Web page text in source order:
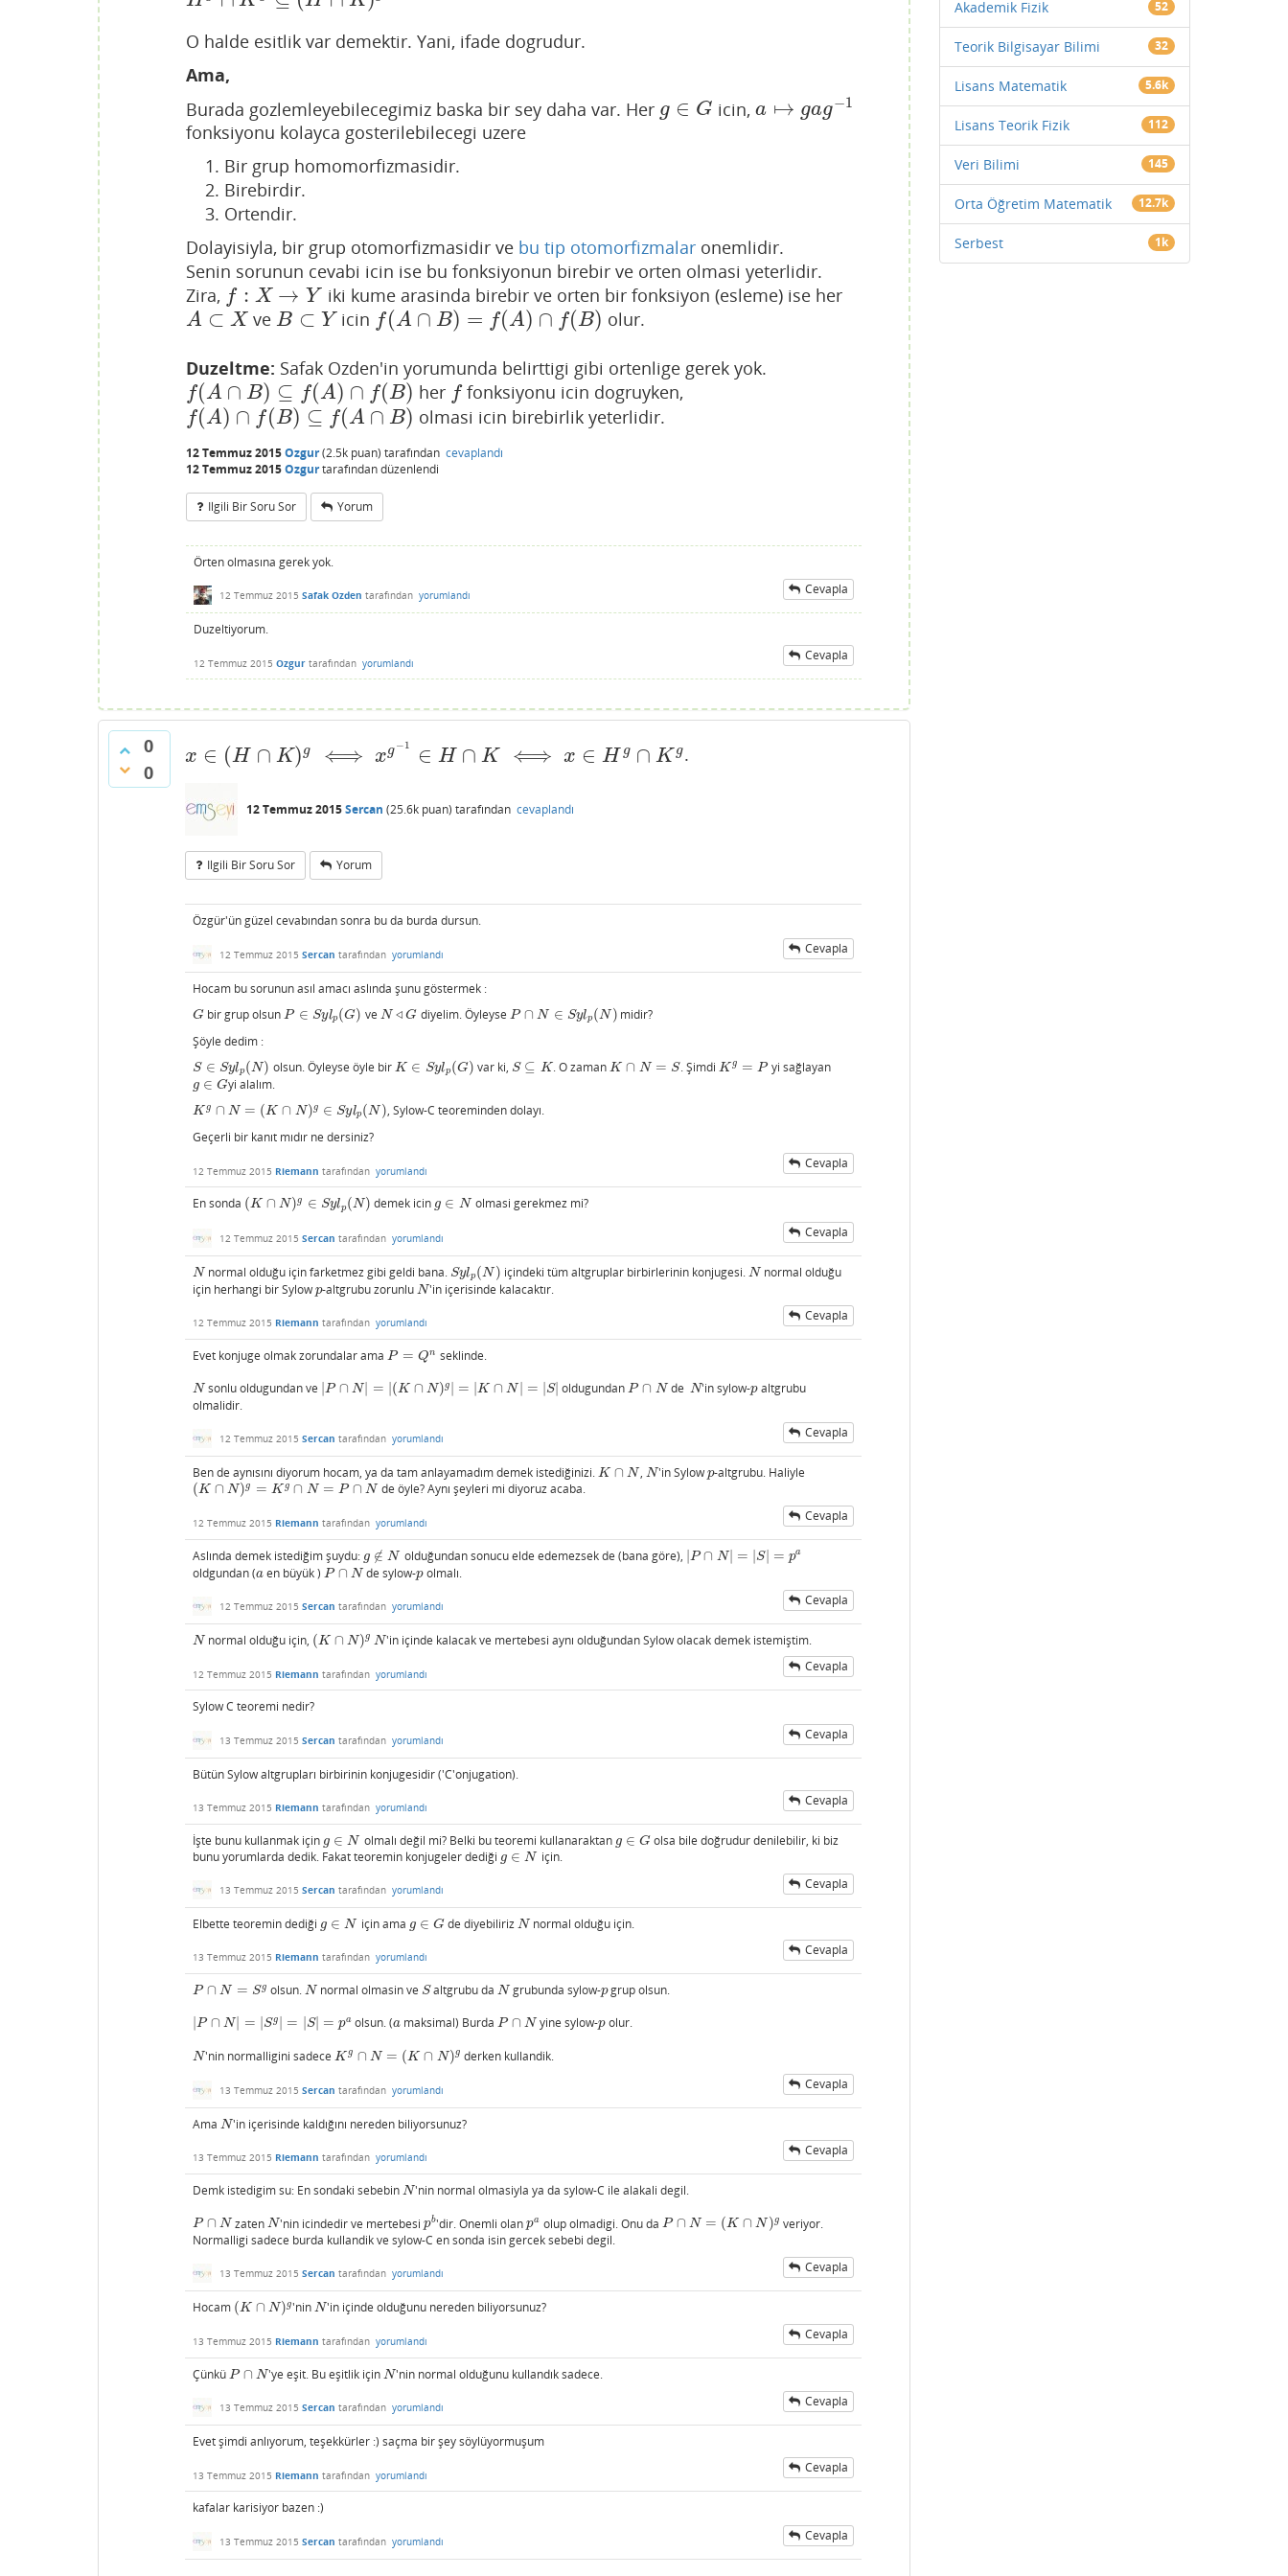
O halde esitlik var demektir. Yani, ifade dogrudur.
Ama,
Burada gozlemleyebilecegimiz baska bir sey daha var. Her g ∈ G
g∈G icin,a ↦ gag−1
a↦ga g−1
fonksiyonu kolayca gosterilebilecegi uzere
Bir grup homomorfizmasidir.
Birebirdir.
Ortendir.
Dolayisiyla, bir grup otomorfizmasidir ve bu tip otomorfizmalar onemlidir.
Senin sorunun cevabi icin ise bu fonksiyonun birebir ve orten olmasi yeterlidir.
Zira, f : X → Y
f:X→Y iki kume arasinda birebir ve orten bir fonksiyon (esleme) ise her
A ⊂ X
A⊂X veB ⊂ Y
B⊂Y icin f(A ∩ B) = f(A) ∩ f(B)
f(A∩B)= f(A) ∩f( B) olur.
Duzeltme: Safak Ozden'in yorumunda belirttigi gibi ortenlige gerek yok.
f(A ∩ B) ⊆ f(A) ∩ f(B)
f(A∩B)⊆f(A ∩f B) her f
f fonksiyonu icin dogruyken,
f(A) ∩ f(B) ⊆ f(A ∩ B)
f(A)∩f B) ⊆f(A∩ B) olmasi icin birebirlik yeterlidir.
12 Temmuz 2015Ozgur(2.5k puan) tarafından cevaplandı
12 Temmuz 2015Ozgurtarafındandüzenlendi
Ilgili Bir Soru Sor Yorum
Örten olmasına gerek yok.
12 Temmuz 2015 Safak Ozden tarafından yorumlandı Cevapla
Duzeltiyorum.
12 Temmuz 2015 Ozgur tarafından yorumlandı Cevapla
0
0
x ∈ (H ∩ K)g ⟺ xg−1 ∈ H ∩ K ⟺ x ∈ H g ∩ K g
x∈(H∩K) g⟺xg− 1∈H∩ K⟺ x ∈H g∩ Kg .
12 Temmuz 2015Sercan (25.6k puan) tarafından cevaplandı
Ilgili Bir Soru Sor Yorum
Özgür'ün güzel cevabından sonra bu da burda dursun.
12 Temmuz 2015 Sercan tarafından yorumlandı Cevapla
Hocam bu sorunun asıl amacı aslında şunu göstermek :
G
G bir grup olsunP ∈ Sylp (G)
P∈Sylp(G) ve N ◃ G
N◃G diyelim. ÖyleyseP ∩ N ∈ Sylp (N)
P∩N ∈S ylp (N)
midir?
Şöyle dedim :
S ∈ Sylp (N)
S∈S ylp(N) olsun. Öyleyse öyle bir K ∈ Sylp(G)
K∈ Sy lp(G) var ki, S ⊆ K
S⊆K . O zamanK ∩ N = S
K∩ N=S . Şimdi Kg = P
Kg= P yi sağlayan
g ∈ G
g ∈G yi alalım.
K g ∩ N = (K ∩ N)g ∈ Sylp (N )
Kg∩ N=(K ∩N )g∈ Sy p(N)
, Sylow-C teoreminden dolayı.
Geçerli bir kanıt mıdır ne dersiniz?
12 Temmuz 2015 Riemann tarafından yorumlandı Cevapla
En sonda (K ∩ N)g ∈ Sylp (N)
(K∩ N) g∈Sy p( N) demek icin g ∈ N
g ∈N olmasi gerekmez mi?
12 Temmuz 2015 Sercan tarafından yorumlandı Cevapla
N
N normal olduğu için farketmez gibi geldi bana. Sylp (N)
Sylp(N) içindeki tüm altgruplar birbirlerinin konjugesi.N
N normal olduğu
için herhangi bir Sylow p
p-altgrubu zorunluN
N 'in içerisinde kalacaktır.
12 Temmuz 2015 Riemann tarafından yorumlandı Cevapla
Evet konjuge olmak zorundalar ama P = Qn
P= Qn seklinde.
N
N sonlu oldugundan ve P ∩ N = (K ∩ N)g = |K ∩ N = S|
|P∩N |= (K∩ N)g|= |K∩N |=| S| oldugundanP ∩ N
P∩N de N
N 'in sylow-p
paltgrubu
olmalidir.
12 Temmuz 2015 Sercan tarafından yorumlandı Cevapla
Ben de aynısını diyorum hocam, ya da tam anlayamadım demek istediğinizi. K ∩ N
K∩ N , N
N 'in Sylow p
p-altgrubu. Haliyle
(K ∩ N)g = K g ∩ N = P ∩ N
(K∩ N) g=Kg ∩N =P∩ N de öyle? Aynı şeyleri mi diyoruz acaba.
12 Temmuz 2015 Riemann tarafından yorumlandı Cevapla
Aslında demek istediğim şuydu: g ∉ N
g ∉N olduğundan sonucu elde edemezsek de (bana göre), P ∩ N = |S| = pa
|P∩N |= S| =pa
oldgundan (a
a en büyük )P ∩ N
P∩N de sylow-p
polmalı.
12 Temmuz 2015 Sercan tarafından yorumlandı Cevapla
N
N normal olduğu için, ( K ∩ N)g
(K∩ N) g N
N 'in içinde kalacak ve mertebesi aynı olduğundan Sylow olacak demek istemiştim.
12 Temmuz 2015 Riemann tarafından yorumlandı Cevapla
Sylow C teoremi nedir?
13 Temmuz 2015 Sercan tarafından yorumlandı Cevapla
Bütün Sylow altgrupları birbirinin konjugesidir ('C'onjugation).
13 Temmuz 2015 Riemann tarafından yorumlandı Cevapla
İşte bunu kullanmak için g ∈ N
g ∈N olmalı değil mi? Belki bu teoremi kullanaraktan g ∈ G
g∈G
olsa bile doğrudur denilebilir, ki biz
bunu yorumlarda dedik. Fakat teoremin konjugeler dediği g ∈ N
g ∈N için.
13 Temmuz 2015 Sercan tarafından yorumlandı Cevapla
Elbette teoremin dediği g ∈ N
g ∈N için ama g ∈ G
g∈G de diyebiliriz N
N normal olduğu için.
13 Temmuz 2015 Riemann tarafından yorumlandı Cevapla
P ∩ N = Sg
P∩N =Sg olsun.N
N normal olmasin veS
Saltgrubu daN
N grubunda sylow-p
pgrup olsun.
P ∩ N = Sg = S| = pa
|P∩N |= Sg =|S |= a olsun. (a
a maksimal) BurdaP ∩ N
P∩N yine sylow-p
polur.
N
N 'nin normalligini sadece Kg ∩ N = (K ∩ N)g
Kg∩ N=(K∩N )g derken kullandik.
13 Temmuz 2015 Sercan tarafından yorumlandı Cevapla
Ama N
N 'in içerisinde kaldığını nereden biliyorsunuz?
13 Temmuz 2015 Riemann tarafından yorumlandı Cevapla
Demk istedigim su: En sondaki sebebin N
N 'nin normal olmasiyla ya da sylow-C ile alakali degil.
P ∩ N
P∩N zatenN
N 'nin icindedir ve mertebesipb
pb'dir. Onemli olanpa
pa olup olmadigi. Onu da P ∩ N = (K ∩ N )g
P∩N =(K ∩N )g
veriyor.
Normalligi sadece burda kullandik ve sylow-C en sonda isin gercek sebebi degil.
13 Temmuz 2015 Sercan tarafından yorumlandı Cevapla
Hocam (K ∩ N)g
(K∩ N) g 'ninN
N 'in içinde olduğunu nereden biliyorsunuz?
13 Temmuz 2015 Riemann tarafından yorumlandı Cevapla
Çünkü P ∩ N
P∩N 'ye eşit. Bu eşitlik içinN
N 'nin normal olduğunu kullandık sadece.
13 Temmuz 2015 Sercan tarafından yorumlandı Cevapla
Evet şimdi anlıyorum, teşekkürler :) saçma bir şey söylüyormuşum
13 Temmuz 2015 Riemann tarafından yorumlandı Cevapla
kafalar karisiyor bazen :)
13 Temmuz 2015 Sercan tarafından yorumlandı Cevapla
Akademik Fizik 52
Teorik Bilgisayar Bilimi 32
Lisans Matematik 5.6k
Lisans Teorik Fizik 112
Veri Bilimi 145
Orta Öğretim Matematik 12.7k
Serbest 1k